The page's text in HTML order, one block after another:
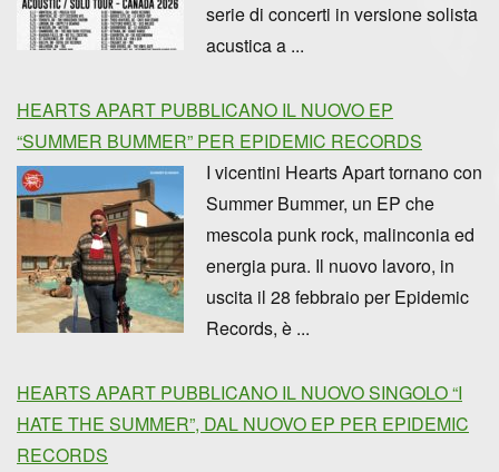
serie di concerti in versione solista
acustica a ...
HEARTS APART PUBBLICANO IL NUOVO EP
“SUMMER BUMMER” PER EPIDEMIC RECORDS
I vicentini Hearts Apart tornano con
Summer Bummer, un EP che
mescola punk rock, malinconia ed
energia pura. Il nuovo lavoro, in
uscita il 28 febbraio per Epidemic
Records, è ...
HEARTS APART PUBBLICANO IL NUOVO SINGOLO “I
HATE THE SUMMER”, DAL NUOVO EP PER EPIDEMIC
RECORDS